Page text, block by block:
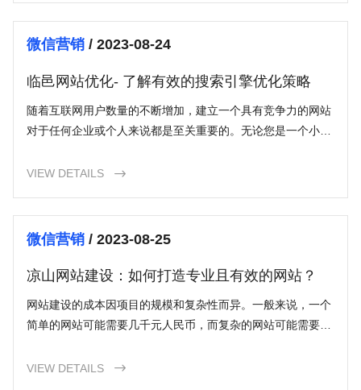
微信营销/ 2023-08-24
临邑网站优化- 了解有效的搜索引擎优化策略
随着互联网用户数量的不断增加，建立一个具有竞争力的网站
对于任何企业或个人来说都是至关重要的。无论您是一个小型
过优化您的网站，可以使您在搜索引擎结果页面（SERP）中
VIEW DETAILS 
微信营销/ 2023-08-25
凉山网站建设：如何打造专业且有效的网站？
网站建设的成本因项目的规模和复杂性而异。一般来说，一个
简单的网站可能需要几千元人民币，而复杂的网站可能需要几
VIEW DETAILS
